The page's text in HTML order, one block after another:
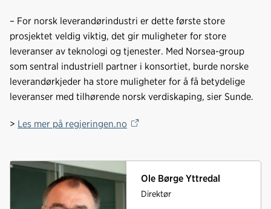
– For norsk leverandørindustri er dette første store
prosjektet veldig viktig, det gir muligheter for store
leveranser av teknologi og tjenester. Med Norsea-group
som sentral industriell partner i konsortiet, burde norske
leverandørkjeder ha store muligheter for å få betydelige
leveranser med tilhørende norsk verdiskaping, sier Sunde.
> Les mer på regjeringen.no
Ole Børge Yttredal
Direktør